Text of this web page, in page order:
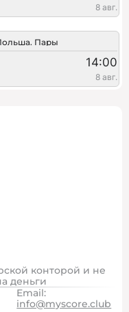
8 авг.
Пары
14:00
8 авг.
конторой и не
деньги
Email:
info@myscore.club